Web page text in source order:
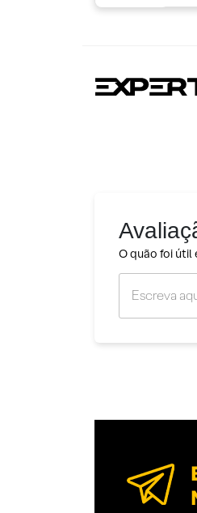
O quão foi útil